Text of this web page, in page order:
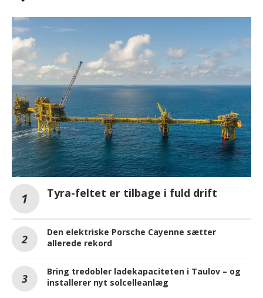
Tyra-feltet er tilbage i fuld drift
Den elektriske Porsche Cayenne sætter
allerede rekord
Bring tredobler ladekapaciteten i Taulov – og
installerer nyt solcelleanlæg